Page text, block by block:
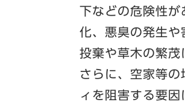
下などの危険性が
化、悪臭の発生
投棄や草木の繁茂
さらに、空家等
ィを阻害する要因